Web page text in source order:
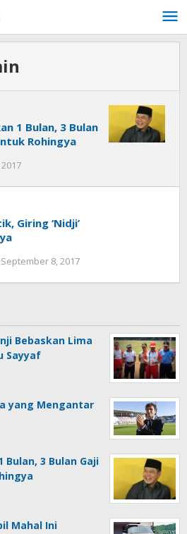
1 Bulan, 3 Bulan
Rohingya
Giring ‘Nidji’
September 8, 2017
Bebaskan Lima
Sayyaf
yang Mengantar
Bulan, 3 Bulan Gaji
Mahal Ini